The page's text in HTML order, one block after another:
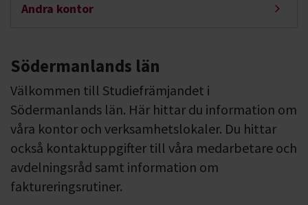
Andra kontor
Södermanlands län
Välkommen till Studiefrämjandet i
Södermanlands län. Här hittar du information om
våra kontor och verksamhetslokaler. Du hittar
också kontaktuppgifter till våra medarbetare och
avdelningsråd samt information om
faktureringsrutiner.